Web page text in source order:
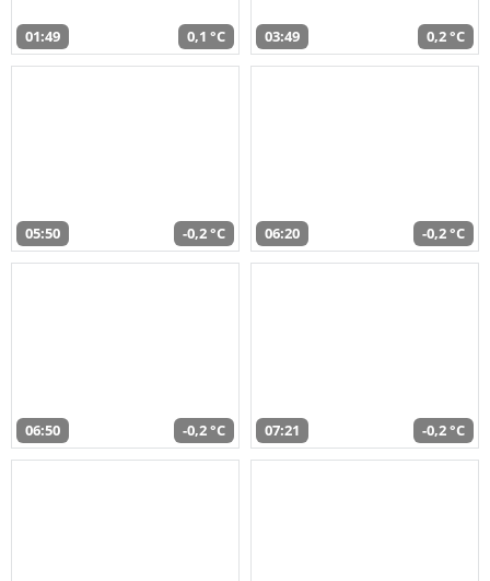
01:49 0,1 °C 03:49 0,2 °C
05:50 -0,2 °C 06:20 -0,2 °C
06:50 -0,2 °C 07:21 -0,2 °C